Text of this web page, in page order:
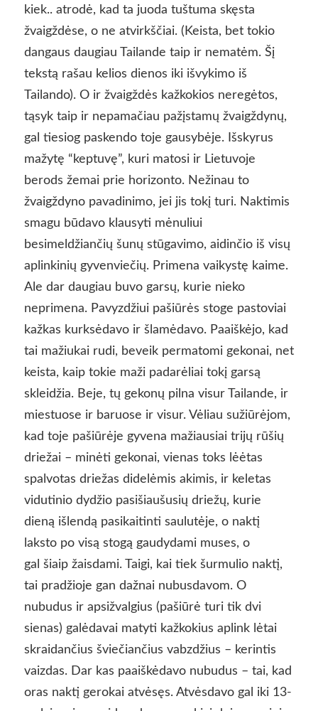
kiek.. atrodė, kad ta juoda tuštuma skęsta
žvaigždėse, o ne atvirkščiai. (Keista, bet tokio
dangaus daugiau Tailande taip ir nematėm. Šį
tekstą rašau kelios dienos iki išvykimo iš
Tailando). O ir žvaigždės kažkokios neregėtos,
tąsyk taip ir nepamačiau pažįstamų žvaigždynų,
gal tiesiog paskendo toje gausybėje. Išskyrus
mažytę “keptuvę”, kuri matosi ir Lietuvoje
berods žemai prie horizonto. Nežinau to
žvaigždyno pavadinimo, jei jis tokį turi. Naktimis
smagu būdavo klausyti mėnuliui
besimeldžiančių šunų stūgavimo, aidinčio iš visų
aplinkinių gyvenviečių. Primena vaikystę kaime.
Ale dar daugiau buvo garsų, kurie nieko
neprimena. Pavyzdžiui pašiūrės stoge pastoviai
kažkas kurksėdavo ir šlamėdavo. Paaiškėjo, kad
tai mažiukai rudi, beveik permatomi gekonai, net
keista, kaip tokie maži padarėliai tokį garsą
skleidžia. Beje, tų gekonų pilna visur Tailande, ir
miestuose ir baruose ir visur. Vėliau sužiūrėjom,
kad toje pašiūrėje gyvena mažiausiai trijų rūšių
driežai – minėti gekonai, vienas toks lėėtas
spalvotas driežas didelėmis akimis, ir keletas
vidutinio dydžio pasišiaušusių driežų, kurie
dieną išlendą pasikaitinti saulutėje, o naktį
laksto po visą stogą gaudydami muses, o
gal šiaip žaisdami. Taigi, kai tiek šurmulio naktį,
tai pradžioje gan dažnai nubusdavom. O
nubudus ir apsižvalgius (pašiūrė turi tik dvi
sienas) galėdavai matyti kažkokius aplink lėtai
skraidančius šviečiančius vabzdžius – kerintis
vaizdas. Dar kas paaiškėdavo nubudus – tai, kad
oras naktį gerokai atvėsęs. Atvėsdavo gal iki 13-